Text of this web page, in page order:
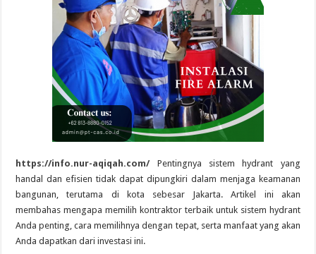
https://info.nur-aqiqah.com/Pentingnya sistem hydrant yang
handal dan efisien tidak dapat dipungkiri dalam menjaga keamanan
bangunan, terutama di kota sebesar Jakarta. Artikel ini akan
membahas mengapa memilih kontraktor terbaik untuk sistem hydrant
Anda penting, cara memilihnya dengan tepat, serta manfaat yang akan
Anda dapatkan dari investasi ini.